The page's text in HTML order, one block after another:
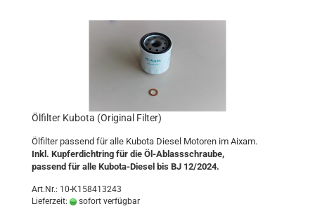
Ölfilter Kubota (Original Filter)
Ölfilter passend für alle Kubota Diesel Motoren im Aixam.
Inkl. Kupferdichtring für die Öl-Ablassschraube,
passend für alle Kubota-Diesel bis BJ 12/2024.
Art.Nr.: 10-K158413243
Lieferzeit:
sofort verfügbar